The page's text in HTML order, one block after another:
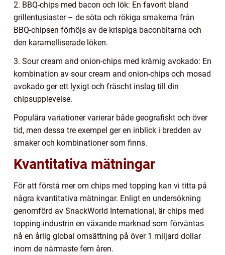
2. BBQ-chips med bacon och lök: En favorit bland
grillentusiaster – de söta och rökiga smakerna från
BBQ-chipsen förhöjs av de krispiga baconbitarna och
den karamelliserade löken.
3. Sour cream and onion-chips med krämig avokado: En
kombination av sour cream and onion-chips och mosad
avokado ger ett lyxigt och fräscht inslag till din
chipsupplevelse.
Populära variationer varierar både geografiskt och över
tid, men dessa tre exempel ger en inblick i bredden av
smaker och kombinationer som finns.
Kvantitativa mätningar
För att förstå mer om chips med topping kan vi titta på
några kvantitativa mätningar. Enligt en undersökning
genomförd av SnackWorld International, är chips med
topping-industrin en växande marknad som förväntas
nå en årlig global omsättning på över 1 miljard dollar
inom de närmaste fem åren.